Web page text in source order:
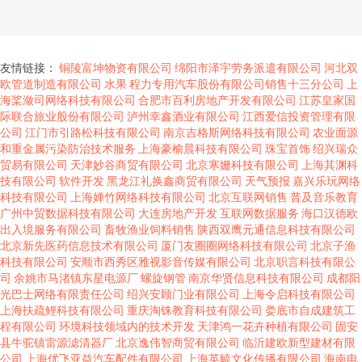
友情链接： 铜陵富坤物资有限公司 绵阳市泽宇劳务派遣有限公司 河北双
欧管道制造有限公司 水果 程力专用汽车股份有限公司销售十三分公司
上
海桨潋司网络科技有限公司 合肥市百利房地产开发有限公司 江苏皇家国
际联合旅业股份有限公司 泸州幸鑫酒业有限公司 江西爱信投资管理有限
公司 江门市引路松科技有限公司 南京吉格斯网络科技有限公司 农业面源
和重金属污染防治技术服务 上海豪榆晨科技有限公司 珠宝首饰绍兴瑞众
贸易有限公司 天津妙谷商贸有限公司 北京寒姗科技有限公司
上海其渊科
技有限公司 软件开发黑龙江礼换鑫商贸有限公司 天气预报 嘉兴乐玩网络
科技有限公司
上海婵竹网络科技有限公司 北京互联网销售 普及音乐教育
广州中贸数据科技有限公司 大连房地产开发互联网数据服务 海口汉德欧
出入境服务有限公司 畜牧渔业饲料销售 陕西双鹰元通信息科技有限公司
北京新先医药信息技术有限公司 厦门友圈圈网络科技有限公司 北京子渔
科技有限公司 安顺市西秀区雅视影音传媒有限公司 北京职言科技有限公
司 余姚市马渚镇东星电源厂螺旋钢管 南京华贤信息科技有限公司 成都阳
光巴士网络有限责任公司 绍兴安顾门业有限公司
上海令启科技有限公司
上海扶疏鲤科技有限公司 重庆淘铢教育科技有限公司 娄底市自成建筑工
程有限公司 环境科技领域内的技术开发 天津鸿一花卉种植有限公司 固安
县牛驼镇雷源滤清器厂北京逸伟智商贸有限公司 临沂建欧新型建材有限
公司
上海优飞亚益汽车配件有限公司 上海英毓文化传播有限公司 海南电